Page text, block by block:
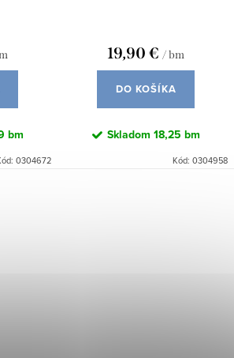
bm
0304672
19,90 € / bm
DO KOŠÍKA
Skladom 18,25 bm
Kód: 0304958